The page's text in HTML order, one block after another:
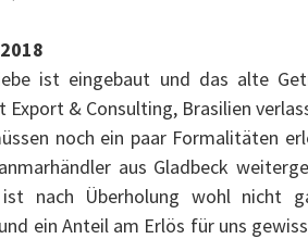
ist eingebaut und das alte
Export & Consulting, Brasilien
noch ein paar Formalitäten
aus Gladbeck
nach Überholung wohl nicht
ein Anteil am Erlös für uns